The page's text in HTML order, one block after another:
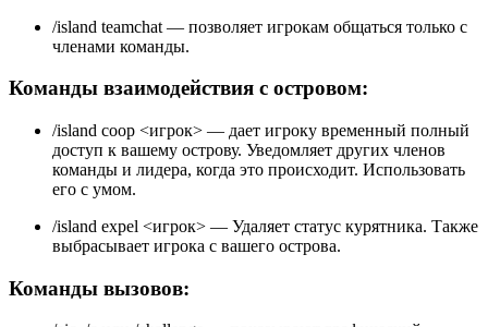
/island teamchat — позволяет игрокам общаться только с
членами команды.
Команды взаимодействия с островом:
/island coop <игрок> — дает игроку временный полный
доступ к вашему острову. Уведомляет других членов
команды и лидера, когда это происходит. Использовать
его с умом.
/island expel <игрок> — Удаляет статус курятника. Также
выбрасывает игрока с вашего острова.
Команды вызовов: